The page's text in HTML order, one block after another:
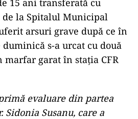
15 ani transferată cu
de la Spitalul Municipal
arsuri grave după ce în
s-a urcat cu două
garat în staţia CFR
evaluare din partea
Sidonia Susanu, care a